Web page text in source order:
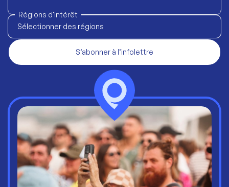
Régions d'intérêt
Sélectionner des régions
S’abonner à l’infolettre